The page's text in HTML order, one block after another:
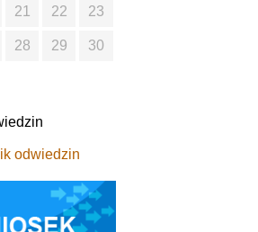
21 22 23
28 29 30